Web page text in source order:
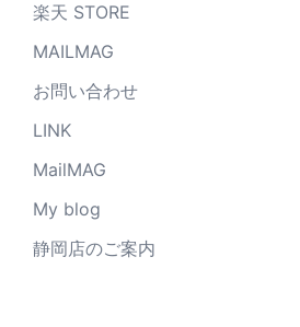
楽天 STORE
MAILMAG
お問い合わせ
LINK
MailMAG
My blog
静岡店のご案内